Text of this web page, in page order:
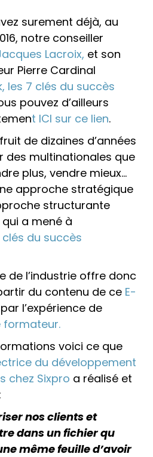
surement déjà, au
notre conseiller
Lacroix, et son
Pierre Cardinal
les 7 clés du succès
pouvez d’ailleurs
t ICI sur ce lien.
de dizaines d’années
des multinationales que
plus, vendre mieux…
approche stratégique
structurante
a mené à
clés du succès
de l’industrie offre donc
du contenu de ce E-
l’expérience de
formateur.
voici ce que
du développement
chez Sixpro a réalisé et
nos clients et
dans un fichier qu
même feuille d’avoir